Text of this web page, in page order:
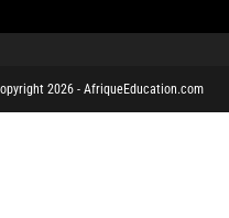
2026 - AfriqueEducation.com